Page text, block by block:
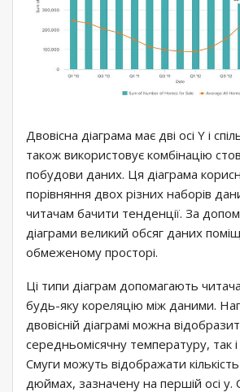
Двовісна діаграма має дві осі Y і
також використовує комбінацію
побудови даних. Ця діаграма
порівняння двох різних наборів
читачам бачити тенденції. За
діаграми великий обсяг даних
обмеженому просторі.
Ці типи діаграм допомагають
будь-яку кореляцію між даними.
двовісній діаграмі можна
середньомісячну температуру, так і
Смуги можуть відображати
дюймах, зазначену на першій осі y.